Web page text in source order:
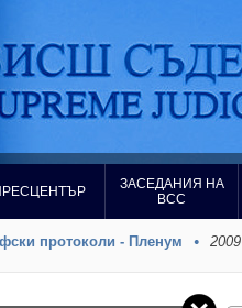
ЗАСЕДАНИЯ НА
ВСС
протоколи - Пленум 2009